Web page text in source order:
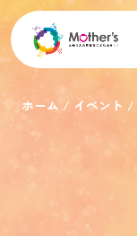
ホーム イベント